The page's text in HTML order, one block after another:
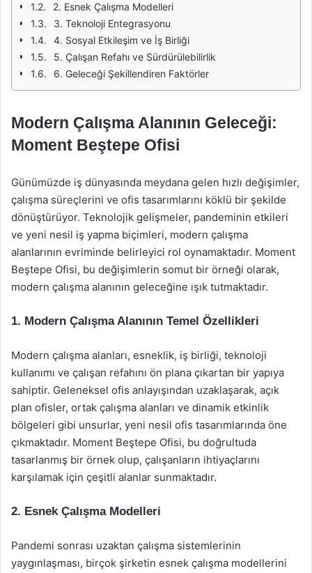
2. Esnek Çalışma Modelleri
3. Teknoloji Entegrasyonu
4. Sosyal Etkileşim ve İş Birliği
5. Çalışan Refahı ve Sürdürülebilirlik
6. Geleceği Şekillendiren Faktörler
Modern Çalışma Alanının Geleceği:
Moment Beştepe Ofisi
Günümüzde iş dünyasında meydana gelen hızlı değişimler,
çalışma süreçlerini ve ofis tasarımlarını köklü bir şekilde
dönüştürüyor. Teknolojik gelişmeler, pandeminin etkileri
ve yeni nesil iş yapma biçimleri, modern çalışma
alanlarının evriminde belirleyici rol oynamaktadır. Moment
Beştepe Ofisi, bu değişimlerin somut bir örneği olarak,
modern çalışma alanının geleceğine ışık tutmaktadır.
1. Modern Çalışma Alanının Temel Özellikleri
Modern çalışma alanları, esneklik, iş birliği, teknoloji
kullanımı ve çalışan refahını ön plana çıkartan bir yapıya
sahiptir. Geleneksel ofis anlayışından uzaklaşarak, açık
plan ofisler, ortak çalışma alanları ve dinamik etkinlik
bölgeleri gibi unsurlar, yeni nesil ofis tasarımlarında öne
çıkmaktadır. Moment Beştepe Ofisi, bu doğrultuda
tasarlanmış bir örnek olup, çalışanların ihtiyaçlarını
karşılamak için çeşitli alanlar sunmaktadır.
2. Esnek Çalışma Modelleri
Pandemi sonrası uzaktan çalışma sistemlerinin
yaygınlaşması, birçok şirketin esnek çalışma modellerini